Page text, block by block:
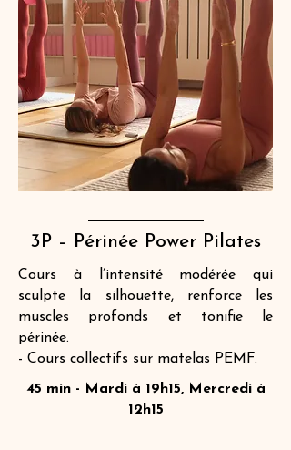
3P – Périnée Power Pilates
Cours à l’intensité modérée qui
sculpte la silhouette, renforce les
muscles profonds et tonifie le
périnée.
- Cours collectifs sur matelas PEMF.
45 min - Mardi à 19h15, Mercredi à
12h15